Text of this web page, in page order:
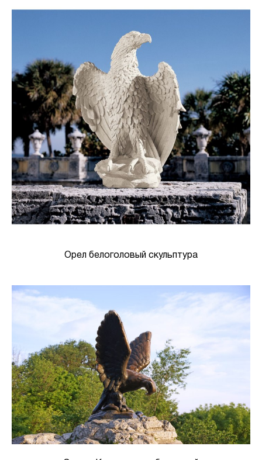
Орел белоголовый скульптура